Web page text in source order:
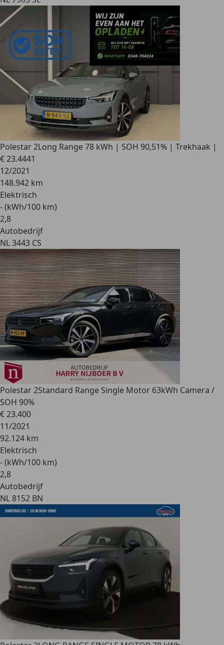
Polestar 2Long Range 78 kWh | SOH 90,51% | Trekhaak |
€ 23.4441
12/2021
148.942 km
Elektrisch
- (kWh/100 km)
2,8
Autobedrijf
NL 3443 CS
Polestar 2Standard Range Single Motor 63kWh Camera /
SOH 90%
€ 23.400
11/2021
92.124 km
Elektrisch
- (kWh/100 km)
2,8
Autobedrijf
NL 8152 BN